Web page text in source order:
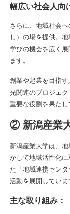
幅広い社会人向
さらに、地域社会
し）の場を提供。
学びの機会を広く
ます。
創業や起業を目指
光関連のプロジェ
重要な役割を果たし
② 新潟産業
新潟産業大学は、
かして地域活性化
た「地域連携セン
活動を展開していま
主な取り組み：